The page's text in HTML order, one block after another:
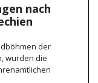
nach
der
wurden die